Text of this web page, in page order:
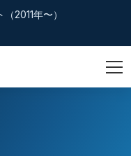
2011年〜）